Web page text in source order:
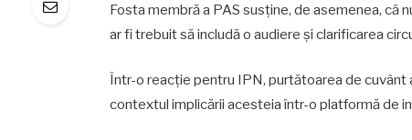
Fosta membră a PAS susține, de asemenea, că
ar fi trebuit să includă o audiere și clarificarea
Într-o reacție pentru IPN, purtătoarea de cuvânt
contextul implicării acesteia într-o platformă de